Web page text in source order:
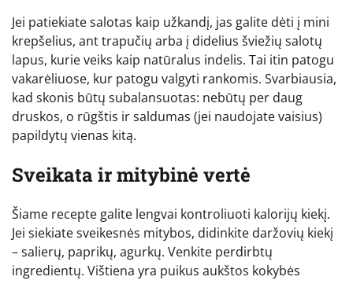
Jei patiekiate salotas kaip užkandį, jas galite dėti į mini
krepšelius, ant trapučių arba į didelius šviežių salotų
lapus, kurie veiks kaip natūralus indelis. Tai itin patogu
vakarėliuose, kur patogu valgyti rankomis. Svarbiausia,
kad skonis būtų subalansuotas: nebūtų per daug
druskos, o rūgštis ir saldumas (jei naudojate vaisius)
papildytų vienas kitą.
Sveikata ir mitybinė vertė
Šiame recepte galite lengvai kontroliuoti kalorijų kiekį.
Jei siekiate sveikesnės mitybos, didinkite daržovių kiekį
– salierų, paprikų, agurkų. Venkite perdirbtų
ingredientų. Vištiena yra puikus aukštos kokybės